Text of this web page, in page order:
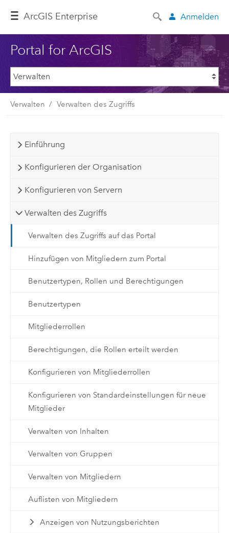
ArcGIS Enterprise Anmelden
Portal for ArcGIS
Verwalten Verwalten des Zugriffs
Einführung
Konfigurieren der Organisation
Konfigurieren von Servern
Verwalten des Zugriffs
Verwalten des Zugriffs auf das Portal
Hinzufügen von Mitgliedern zum Portal
Benutzertypen, Rollen und Berechtigungen
Benutzertypen
Mitgliederrollen
Berechtigungen, die Rollen erteilt werden
Konfigurieren von Mitgliederrollen
Konfigurieren von Standardeinstellungen für neue
Mitglieder
Verwalten von Inhalten
Verwalten von Gruppen
Verwalten von Mitgliedern
Auflisten von Mitgliedern
Anzeigen von Nutzungsberichten